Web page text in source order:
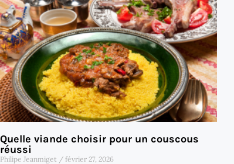
Quelle viande choisir pour un couscous
réussi
Philipe Jeanmiget février 27, 2026